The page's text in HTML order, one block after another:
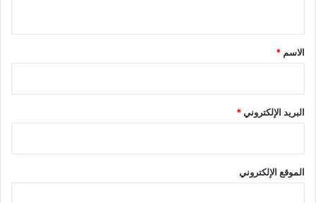
*
الاسم *
البريد الإلكتروني*
الموقع الإلكتروني